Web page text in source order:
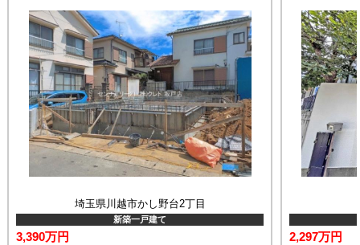
埼玉県川越市かし野台2丁目
新築一戸建て
3,390万円 2,297万円